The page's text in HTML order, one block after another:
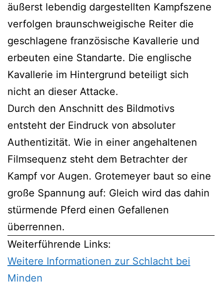
äußerst lebendig dargestellten Kampfszene
verfolgen braunschweigische Reiter die
geschlagene französische Kavallerie und
erbeuten eine Standarte. Die englische
Kavallerie im Hintergrund beteiligt sich
nicht an dieser Attacke.
Durch den Anschnitt des Bildmotivs
entsteht der Eindruck von absoluter
Authentizität. Wie in einer angehaltenen
Filmsequenz steht dem Betrachter der
Kampf vor Augen. Grotemeyer baut so eine
große Spannung auf: Gleich wird das dahin
stürmende Pferd einen Gefallenen
überrennen.
Weiterführende Links:
Weitere Informationen zur Schlacht bei
Minden